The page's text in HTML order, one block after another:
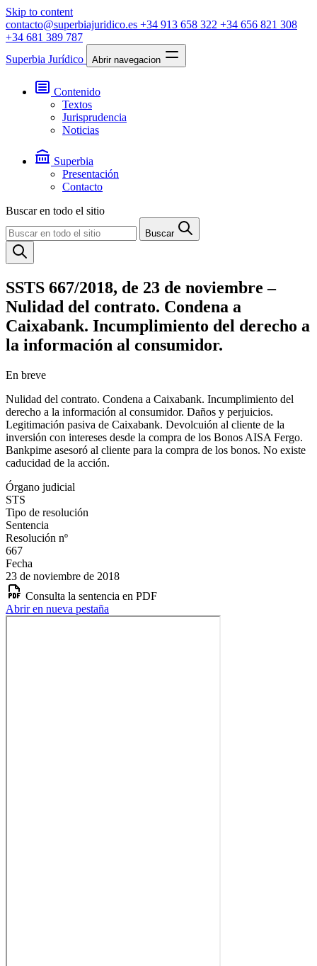
Skip to content
contacto@superbiajuridico.es +34 913 658 322 +34 656 821 308
+34 681 389 787
Superbia Jurídico
Abrir navegacion
Contenido
Textos
Jurisprudencia
Noticias
Superbia
Presentación
Contacto
Buscar en todo el sitio
Buscar
SSTS 667/2018, de 23 de noviembre –
Nulidad del contrato. Condena a
Caixabank. Incumplimiento del derecho a
la información al consumidor.
En breve
Nulidad del contrato. Condena a Caixabank. Incumplimiento del
derecho a la información al consumidor. Daños y perjuicios.
Legitimación pasiva de Caixabank. Devolcuión al cliente de la
inversión con intereses desde la compra de los Bonos AISA Fergo.
Bankpime asesoró al cliente para la compra de los bonos. No existe
caducidad de la acción.
Órgano judicial
STS
Tipo de resolución
Sentencia
Resolución nº
667
Fecha
23 de noviembre de 2018
Consulta la sentencia en PDF
Abrir en nueva pestaña